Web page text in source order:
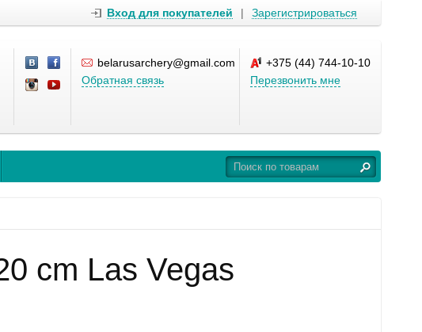
Вход для покупателей | Зарегистрироваться
belarusarchery@gmail.com
Обратная связь
+375 (44) 744-10-10
Перезвонить мне
cm Las Vegas